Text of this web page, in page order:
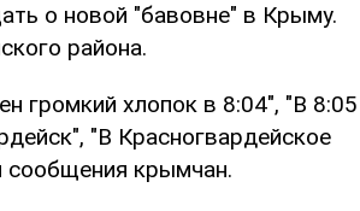
о новой "бавовне" в Крыму.
района.
громкий хлопок в 8:04", "В 8:05
"В Красногвардейское
сообщения крымчан.